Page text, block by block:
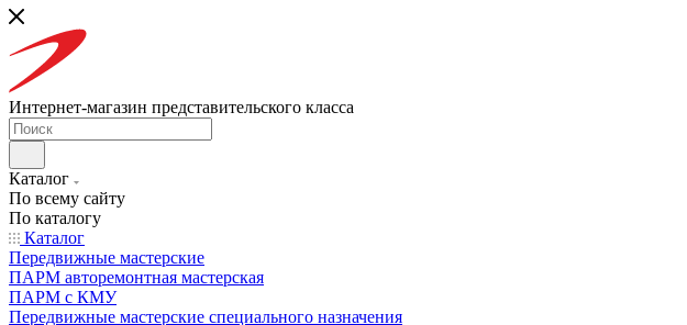
Интернет-магазин представительского класса
Каталог
По всему сайту
По каталогу
Каталог
Передвижные мастерские
ПАРМ авторемонтная мастерская
ПАРМ с КМУ
Передвижные мастерские специального назначения